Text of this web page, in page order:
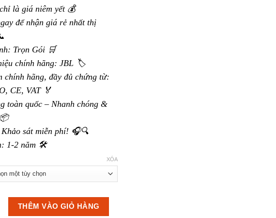
là giá niêm yết 💰
để nhận giá rẻ nhất thị
Trọn Gói 🛒
chính hãng: JBL 🏷️
chính hãng, đầy đủ chứng từ:
CE, VAT 🏅
toàn quốc – Nhanh chóng &
Khảo sát miễn phí! 🎧🔍
1-2 năm 🛠️
XÓA
cho nhà hàng số lượng
THÊM VÀO GIỎ HÀNG